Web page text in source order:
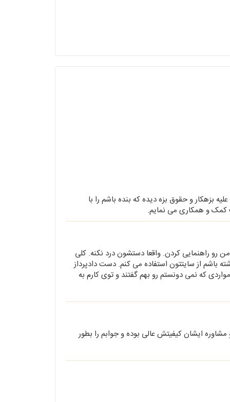
بزهکار و حقوق بزه دیده که بنده باشم را با
کمک و همکاری می نمایم.
راهنمایی کردن. واقعا دستشون درد نکنه. کلی
باشم از سایتتون استفاده می کنم. دست دادپرداز
که نمی دونستم رو بهم گفتند و توی کارم به
ویدا نجفی مشاوره تلفنی داشتم در مورد ترک انفاق در تاریخ 10/3/1399 و مشاوره ایشان کیفیتش عالی بوده و جوابم را بطور